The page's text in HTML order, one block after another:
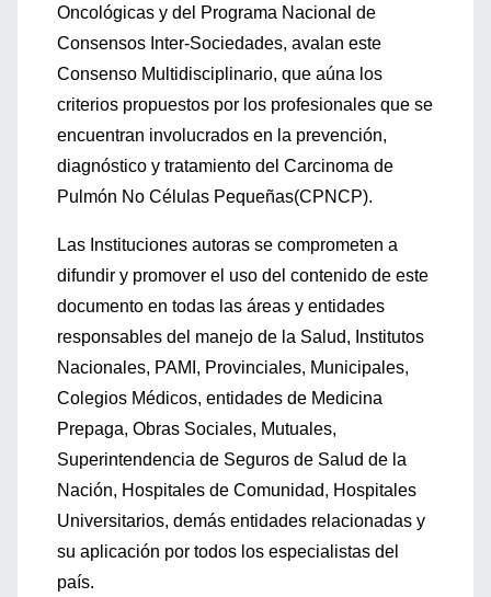
Oncológicas y del Programa Nacional de
Consensos Inter-Sociedades, avalan este
Consenso Multidisciplinario, que aúna los
criterios propuestos por los profesionales que se
encuentran involucrados en la prevención,
diagnóstico y tratamiento del Carcinoma de
Pulmón No Células Pequeñas(CPNCP).
Las Instituciones autoras se comprometen a
difundir y promover el uso del contenido de este
documento en todas las áreas y entidades
responsables del manejo de la Salud, Institutos
Nacionales, PAMI, Provinciales, Municipales,
Colegios Médicos, entidades de Medicina
Prepaga, Obras Sociales, Mutuales,
Superintendencia de Seguros de Salud de la
Nación, Hospitales de Comunidad, Hospitales
Universitarios, demás entidades relacionadas y
su aplicación por todos los especialistas del
país.